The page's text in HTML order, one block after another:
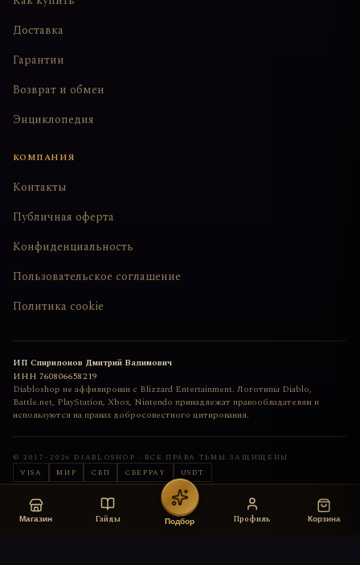
Доставка
Гарантии
Возврат и обмен
Энциклопедия
КОМПАНИЯ
Контакты
Публичная оферта
Конфиденциальность
Пользовательское соглашение
Политика cookie
ИП Спиридонов Дмитрий Вадимович
ИНН 760806658219
Diabloshop не аффилирован с Blizzard Entertainment. Логотипы Diablo,
Battle.net, PlayStation, Xbox, Nintendo принадлежат правообладателям и
используются на правах добросовестного цитирования.
© 2017–2026 DIABLOSHOP · ВСЕ ПРАВА ТЬМЫ ЗАЩИЩЕНЫ
VISA
МИР СБП СБЕРPAY USDT
Сайт сделан с любовью deemkend
Магазин Гайды Подбор Профиль Корзина